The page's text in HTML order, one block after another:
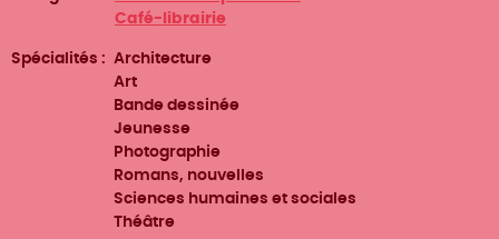
Café-librairie
Spécialités
Architecture
Art
Bande dessinée
Jeunesse
Photographie
Romans, nouvelles
Sciences humaines et sociales
Théâtre